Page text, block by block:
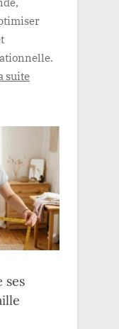
suite
ses